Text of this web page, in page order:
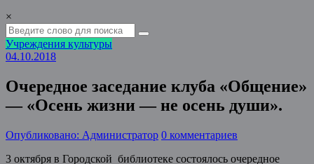
×
Учреждения культуры
04.10.2018
Очередное заседание клуба «Общение»
— «Осень жизни — не осень души».
Опубликовано: Администратор 0 комментариев
3 октября в Городской библиотеке состоялось очередное